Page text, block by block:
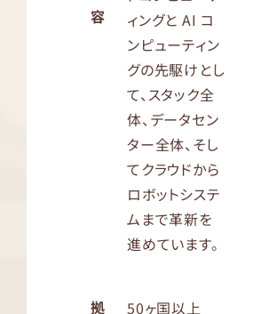
容
ィングと AI コ
ンピューティン
グの先駆けとし
て、スタック全
体、データセン
ター全体、そし
てクラウドから
ロボットシステ
ムまで革新を
進めています。
拠
50ヶ国以上